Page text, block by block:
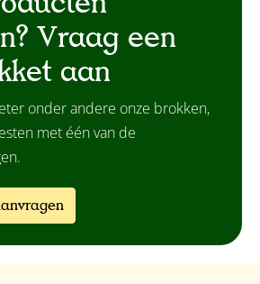
Vraag een
aan
onder andere onze brokken,
met één van de